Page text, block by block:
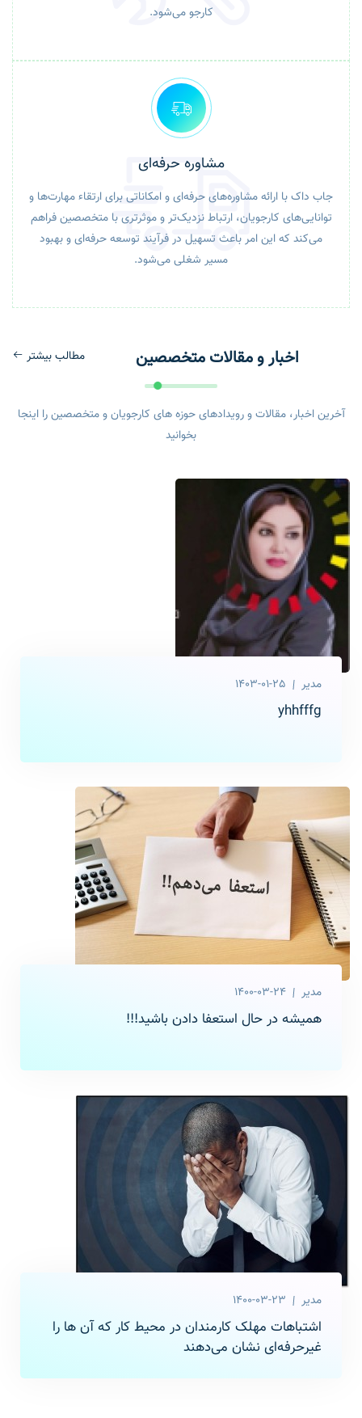
کارجو می‌شود.
مشاوره حرفه‌ای
جاب داک با ارائه مشاوره‌های حرفه‌ای و امکاناتی برای ارتقاء مهارت‌ها و
توانایی‌های کارجویان، ارتباط نزدیک‌تر و موثرتری با متخصصین فراهم
می‌کند که این امر باعث تسهیل در فرآیند توسعه حرفه‌ای و بهبود
مسیر شغلی می‌شود.
مطالب بیشتر اخبار و مقالات متخصصین
آخرین اخبار، مقالات و رویدادهای حوزه های کارجویان و متخصصین را اینجا
بخوانید
مدیر 1403-01-25
yhhfffg
مدیر 1400-03-24
همیشه در حال استعفا دادن باشید!!!
مدیر 1400-03-23
اشتباهات مهلک کارمندان در محیط کار که آن ها را
غیرحرفه‌ای نشان می‌دهند